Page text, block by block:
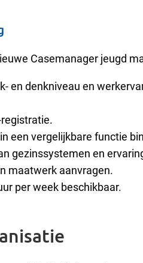
Casemanager jeugd
en denkniveau en
een vergelijkbare functie
gezinssystemen en
maatwerk aanvragen.
per week beschikbaar.